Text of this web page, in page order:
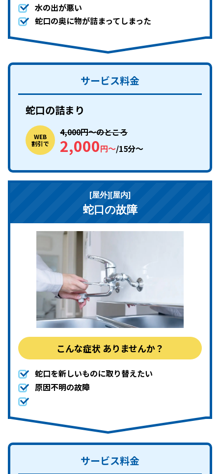
水の出が悪い
蛇口の奥に物が詰まってしまった
サービス料金
蛇口の詰まり
WEB
割引で
4,000円〜のところ
2,000円〜/15分〜
[屋外][屋内]
蛇口の故障
こんな症状 ありませんか？
蛇口を新しいものに取り替えたい
原因不明の故障
サービス料金